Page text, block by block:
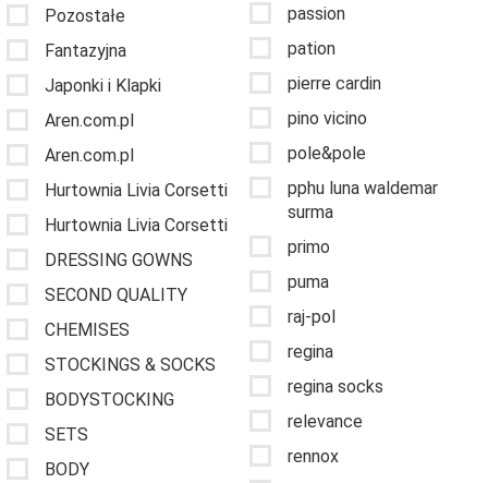
Pozostałe
Fantazyjna
Japonki i Klapki
Aren.com.pl
Aren.com.pl
Hurtownia Livia Corsetti
Hurtownia Livia Corsetti
DRESSING GOWNS
SECOND QUALITY
CHEMISES
STOCKINGS & SOCKS
BODYSTOCKING
SETS
BODY
passion
pation
pierre cardin
pino vicino
pole&pole
pphu luna waldemar
surma
primo
puma
raj-pol
regina
regina socks
relevance
rennox